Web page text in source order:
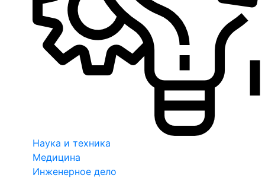
Наука и техника
Медицина
Инженерное дело